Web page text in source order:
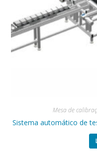
Mesa de
Sistema automático de